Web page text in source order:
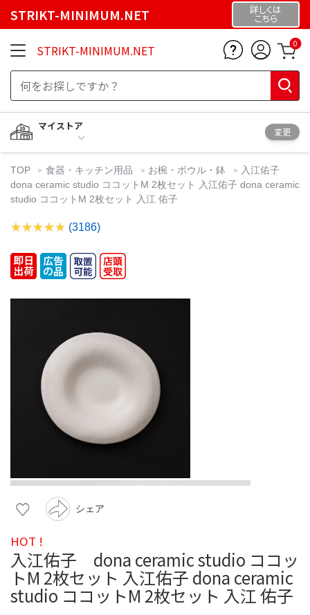
STRIKT-MINIMUM.NET 詳しくは
こちら
STRIKT-MINIMUM.NET 0
マイストア
変更
TOP 食器・キッチン用品 お椀・ボウル・鉢
入江佑子
dona ceramic studio ココットM 2枚セット 入江佑子 dona ceramic
studio ココットM 2枚セット 入江 佑子
(3186)
シェア
HOT !
入江佑子 dona ceramic studio ココッ
トM 2枚セット 入江佑子 dona ceramic
studio ココットM 2枚セット 入江 佑子